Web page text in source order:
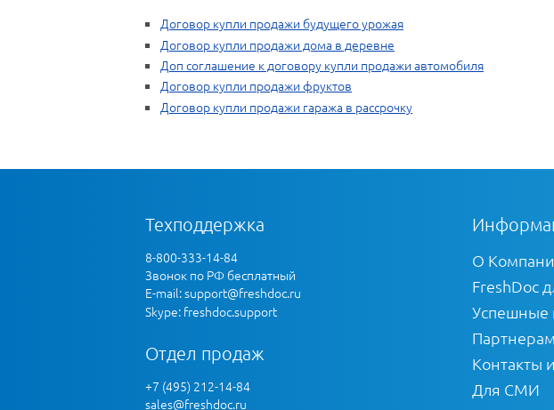
Договор купли продажи будущего урожая
Договор купли продажи дома в деревне
Доп соглашение к договору купли продажи автомобиля
Договор купли продажи фруктов
Договор купли продажи гаража в рассрочку
Техподдержка
8-800-333-14-84
Звонок по РФ бесплатный
E-mail:support@freshdoc.ru
Skype: freshdoc.support
Отдел продаж
+7 (495) 212-14-84
sales@freshdoc.ru
О
FreshDoc
Успешные
Партнерам
Контакты
Для СМИ